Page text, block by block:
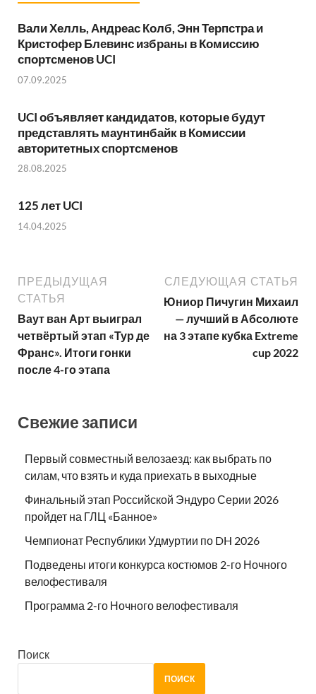
Вали Хелль, Андреас Колб, Энн Терпстра и
Кристофер Блевинс избраны в Комиссию
спортсменов UCI
07.09.2025
UCI объявляет кандидатов, которые будут
представлять маунтинбайк в Комиссии
авторитетных спортсменов
28.08.2025
125 лет UCI
14.04.2025
ПРЕДЫДУЩАЯ
СТАТЬЯ
Ваут ван Арт выиграл
четвёртый этап «Тур де
Франс». Итоги гонки
после 4-го этапа
СЛЕДУЮЩАЯ СТАТЬЯ
Юниор Пичугин Михаил
— лучший в Абсолюте
на 3 этапе кубка Extreme
cup 2022
Свежие записи
Первый совместный велозаезд: как выбрать по
силам, что взять и куда приехать в выходные
Финальный этап Российской Эндуро Серии 2026
пройдет на ГЛЦ «Банное»
Чемпионат Республики Удмуртии по DH 2026
Подведены итоги конкурса костюмов 2-го Ночного
велофестиваля
Программа 2-го Ночного велофестиваля
Поиск
ПОИСК